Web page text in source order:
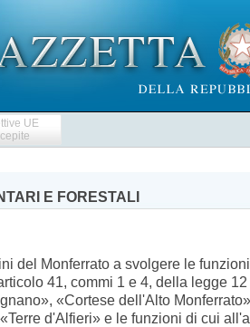
UE
E FORESTALI
del Monferrato a svolgere le
41, commi 1 e 4, della legge
«Cortese dell'Alto
d'Alfieri» e le funzioni di cui